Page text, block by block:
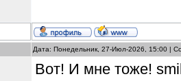
Дата: Понедельник, 27-Июл-2026, 15:00 |
Вот! И мне тоже!